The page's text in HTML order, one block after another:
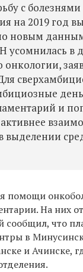
с болезнями
на 2019 год
новым
усомнилась в
онкологии,
и
выделении
помощи
На них
сообщил, что
в
и Ачинске,